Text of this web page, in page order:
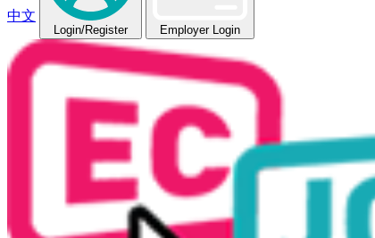
中文
Login/Register Employer Login